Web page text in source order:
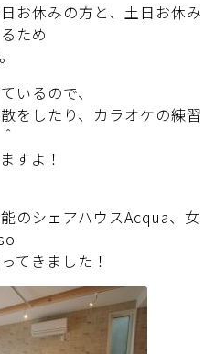
お休みの方と、土日お休み
ため
いるので、
をしたり、カラオケの練習
すよ！
のシェアハウスAcqua、女
てきました！